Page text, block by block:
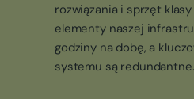
rozwiązania i sprzęt
elementy naszej
godziny na dobę, a
systemu są redundantne.